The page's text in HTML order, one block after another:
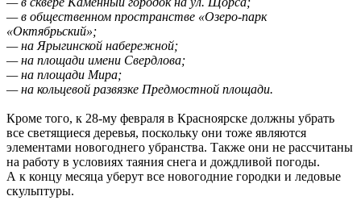
— в общественном пространстве «Озеро-парк
«Октябрьский»;
— на Ярыгинской набережной;
— на площади имени Свердлова;
— на площади Мира;
— на кольцевой развязке Предмостной площади.
Кроме того, к 28-му февраля в Красноярске должны убрать
все светящиеся деревья, поскольку они тоже являются
элементами новогоднего убранства. Также они не рассчитаны
на работу в условиях таяния снега и дождливой погоды.
А к концу месяца уберут все новогодние городки и ледовые
скульптуры.